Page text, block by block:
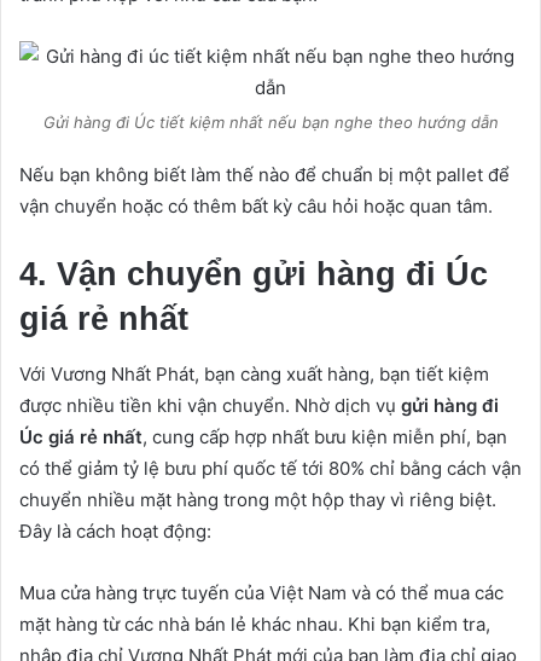
Gửi hàng đi Úc tiết kiệm nhất nếu bạn nghe theo hướng dẫn
Nếu bạn không biết làm thế nào để chuẩn bị một pallet để
vận chuyển hoặc có thêm bất kỳ câu hỏi hoặc quan tâm.
4. Vận chuyển gửi hàng đi Úc
giá rẻ nhất
Với Vương Nhất Phát, bạn càng xuất hàng, bạn tiết kiệm
được nhiều tiền khi vận chuyển. Nhờ dịch vụ gửi hàng đi
Úc giá rẻ nhất, cung cấp hợp nhất bưu kiện miễn phí, bạn
có thể giảm tỷ lệ bưu phí quốc tế tới 80% chỉ bằng cách vận
chuyển nhiều mặt hàng trong một hộp thay vì riêng biệt.
Đây là cách hoạt động:
Mua cửa hàng trực tuyến của Việt Nam và có thể mua các
mặt hàng từ các nhà bán lẻ khác nhau. Khi bạn kiểm tra,
nhập địa chỉ Vương Nhất Phát mới của bạn làm địa chỉ giao